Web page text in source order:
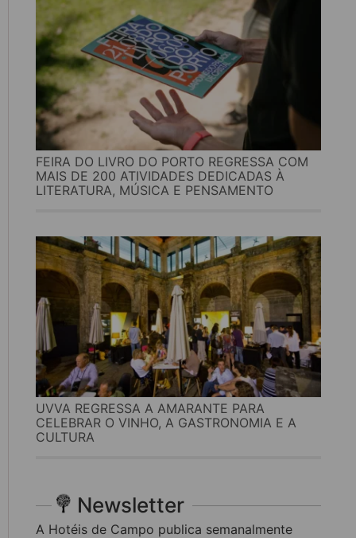
FEIRA DO LIVRO DO PORTO REGRESSA COM
MAIS DE 200 ATIVIDADES DEDICADAS À
LITERATURA, MÚSICA E PENSAMENTO
UVVA REGRESSA A AMARANTE PARA
CELEBRAR O VINHO, A GASTRONOMIA E A
CULTURA
Newsletter
A Hotéis de Campo publica semanalmente